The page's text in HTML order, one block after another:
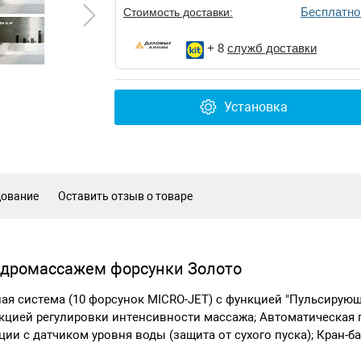
Стоимость доставки:
+ 8 служб доставки
Установка
Оставить отзыв о товаре
форсунки Золото
система (10 форсунок MICRO-JET) с функцией
регулировки интенсивности массажа;
с датчиком уровня воды (защита от сухого пуска);